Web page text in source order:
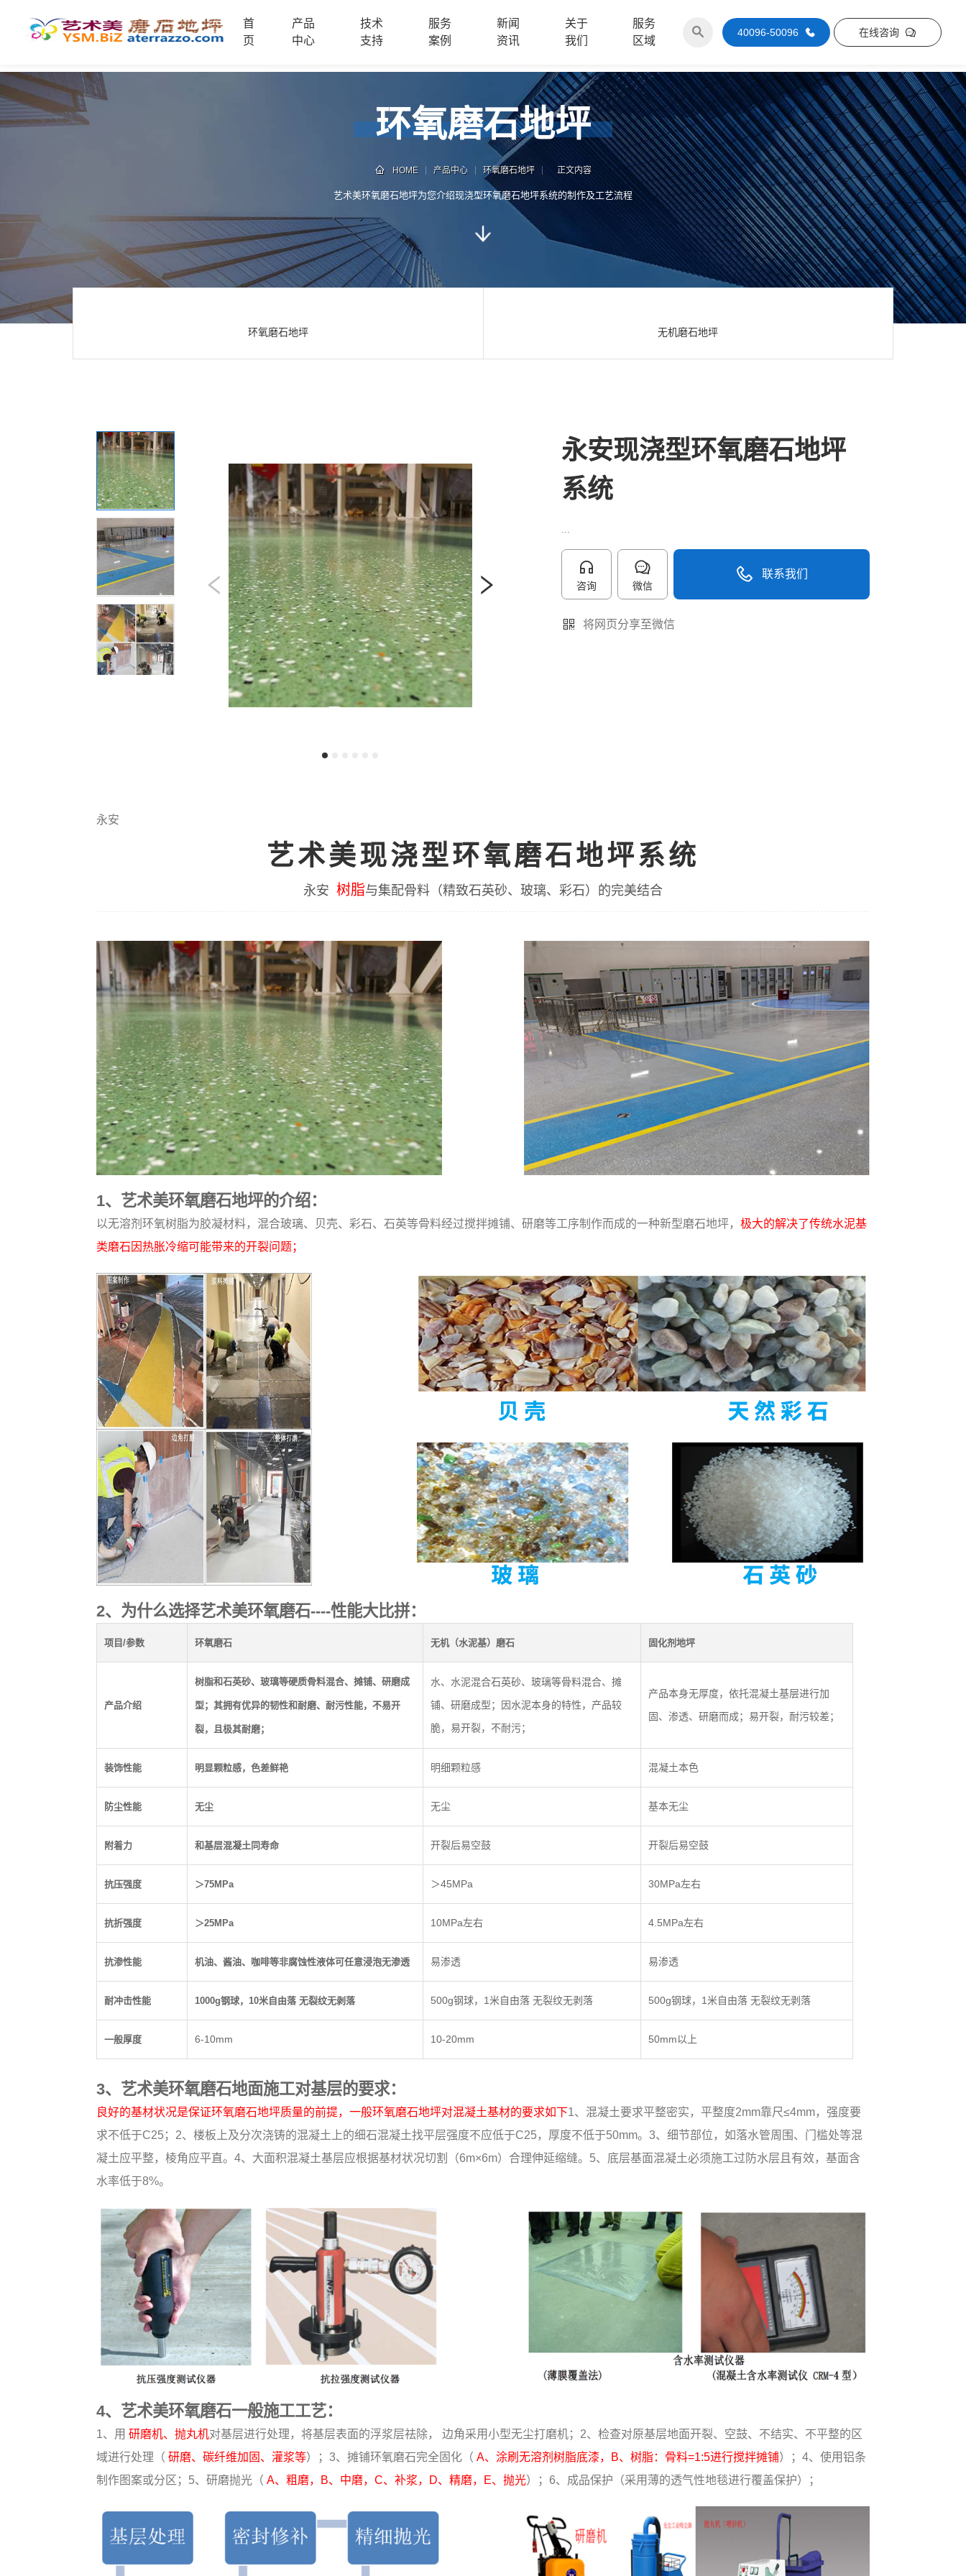
首
页
产品
中心
技术
支持
服务
案例
新闻
资讯
关于
我们
服务
区域
40096-50096 在线咨询
未
分
类
环氧磨石地坪
HOME 产品中心 环氧磨石地坪 正文内容
艺术美环氧磨石地坪为您介绍现浇型环氧磨石地坪系统的制作及工艺流程
环氧磨石地坪 无机磨石地坪
永安现浇型环氧磨石地坪
系统
咨询 微信
联系我们
将网页分享至微信
永安
艺术美现浇型环氧磨石地坪系统
永安 树脂与集配骨料（精致石英砂、玻璃、彩石）的完美结合
1、艺术美环氧磨石地坪的介绍：
以无溶剂环氧树脂为胶凝材料，混合玻璃、贝壳、彩石、石英等骨料经过搅拌摊铺、研磨等工序制作而成的一种新型磨石地坪，极大的解决了传统水泥基
类磨石因热胀冷缩可能带来的开裂问题；
2、为什么选择艺术美环氧磨石----性能大比拼：
项目/参数 环氧磨石 无机（水泥基）磨石 固化剂地坪
产品介绍
树脂和石英砂、玻璃等硬质骨料混合、摊铺、研磨成
型；其拥有优异的韧性和耐磨、耐污性能，不易开
裂，且极其耐磨；
水、水泥混合石英砂、玻璃等骨料混合、摊
铺、研磨成型；因水泥本身的特性，产品较
脆，易开裂，不耐污；
产品本身无厚度，依托混凝土基层进行加
固、渗透、研磨而成；易开裂，耐污较差；
装饰性能 明显颗粒感，色差鲜艳 明细颗粒感 混凝土本色
防尘性能 无尘 无尘 基本无尘
附着力 和基层混凝土同寿命 开裂后易空鼓 开裂后易空鼓
抗压强度 ＞75MPa ＞45MPa 30MPa左右
抗折强度 ＞25MPa 10MPa左右 4.5MPa左右
抗渗性能 机油、酱油、咖啡等非腐蚀性液体可任意浸泡无渗透 易渗透 易渗透
耐冲击性能 1000g钢球，10米自由落 无裂纹无剥落 500g钢球，1米自由落 无裂纹无剥落 500g钢球，1米自由落 无裂纹无剥落
一般厚度 6-10mm 10-20mm 50mm以上
3、艺术美环氧磨石地面施工对基层的要求：
良好的基材状况是保证环氧磨石地坪质量的前提，一般环氧磨石地坪对混凝土基材的要求如下1、混凝土要求平整密实，平整度2mm靠尺≤4mm，强度要
求不低于C25；2、楼板上及分次浇铸的混凝土上的细石混凝土找平层强度不应低于C25，厚度不低于50mm。3、细节部位，如落水管周围、门槛处等混
凝土应平整，棱角应平直。4、大面积混凝土基层应根据基材状况切割（6m×6m）合理伸延缩缝。5、底层基面混凝土必须施工过防水层且有效，基面含
水率低于8%。
4、艺术美环氧磨石一般施工工艺：
1、用研磨机、抛丸机对基层进行处理，将基层表面的浮浆层祛除， 边角采用小型无尘打磨机；2、检查对原基层地面开裂、空鼓、不结实、不平整的区
域进行处理（研磨、碳纤维加固、灌浆等）；3、摊铺环氧磨石完全固化（A、涂刷无溶剂树脂底漆，B、树脂：骨料=1:5进行搅拌摊铺）；4、使用铝条
制作图案或分区；5、研磨抛光（A、粗磨，B、中磨，C、补浆，D、精磨，E、抛光）；6、成品保护（采用薄的透气性地毯进行覆盖保护）；